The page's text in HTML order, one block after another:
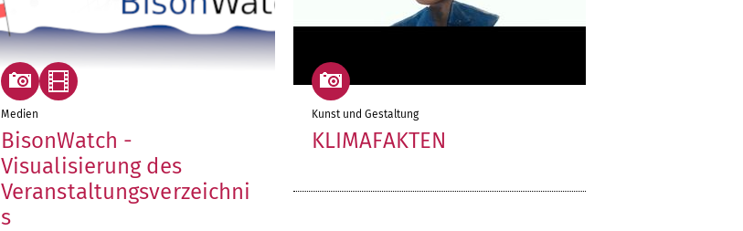
BisonWatch -
Visualisierung des
Veranstaltungsverzeichni
s
Medien
KLIMAFAKTEN
Kunst und Gestaltung